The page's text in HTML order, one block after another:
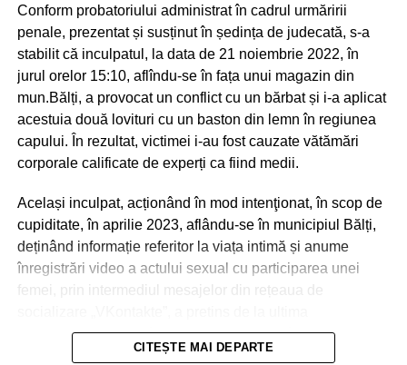
Conform probatoriului administrat în cadrul urmăririi
penale, prezentat și susținut în ședința de judecată, s-a
stabilit că inculpatul, la data de 21 noiembrie 2022, în
jurul orelor 15:10, aflîndu-se în fața unui magazin din
mun.Bălți, a provocat un conflict cu un bărbat și i-a aplicat
acestuia două lovituri cu un baston din lemn în regiunea
capului. În rezultat, victimei i-au fost cauzate vătămări
corporale calificate de experți ca fiind medii.
Același inculpat, acționând în mod intenţionat, în scop de
cupiditate, în aprilie 2023, aflându-se în municipiul Bălți,
deținând informație referitor la viața intimă și anume
înregistrări video a actului sexual cu participarea unei
femei, prin intermediul mesajelor din rețeaua de
transmiterea banilor în sumă de 600 euro, în caz contrar o
amenința cu răspândirea înregistrărilor video.
CITEȘTE MAI DEPARTE